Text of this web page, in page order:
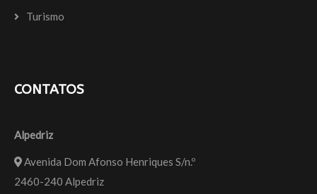
Turismo
CONTATOS
Alpedriz
Avenida Dom Afonso Henriques S/n.º
2460-240 Alpedriz